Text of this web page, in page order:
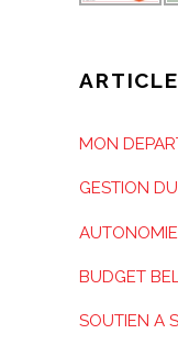
MON
GESTION
BUDGET
SOUTIEN A